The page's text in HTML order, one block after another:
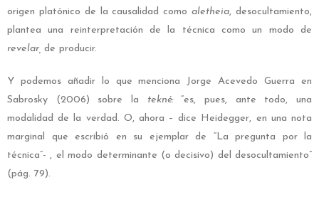
origen platónico de la causalidad comoaletheia, desocultamiento,
plantea una reinterpretación de la técnica como un modo de
revelar, de producir.
Y podemos añadir lo que menciona Jorge Acevedo Guerra en
Sabrosky (2006) sobre la tekné:“es, pues, ante todo, una
modalidad de la verdad. O, ahora – dice Heidegger, en una nota
marginal que escribió en su ejemplar de “La pregunta por la
técnica”- , el modo determinante (o decisivo) del desocultamiento”
(pág. 79).